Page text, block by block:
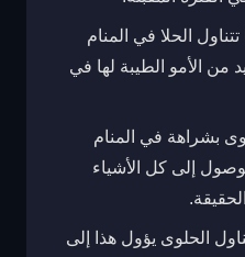
تتناول الحلا في المنام
من الأمو الطيبة لها في
بشراهة في المنام
إلى كل الأشياء
الحلوى يؤول هذا إلى